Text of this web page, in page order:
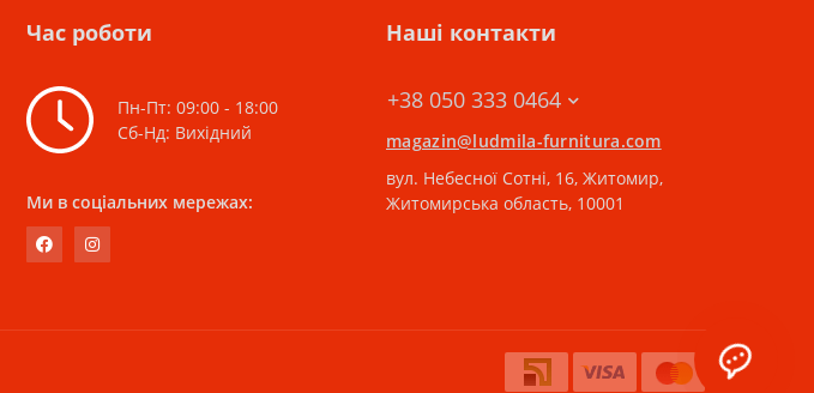
Час роботи
Пн-Пт: 09:00 - 18:00
Сб-Нд: Вихідний
Ми в соціальних мережах:
Наші контакти
+38 050 333 0464
magazin@ludmila-furnitura.com
вул. Небесної Сотні, 16, Житомир,
Житомирська область, 10001